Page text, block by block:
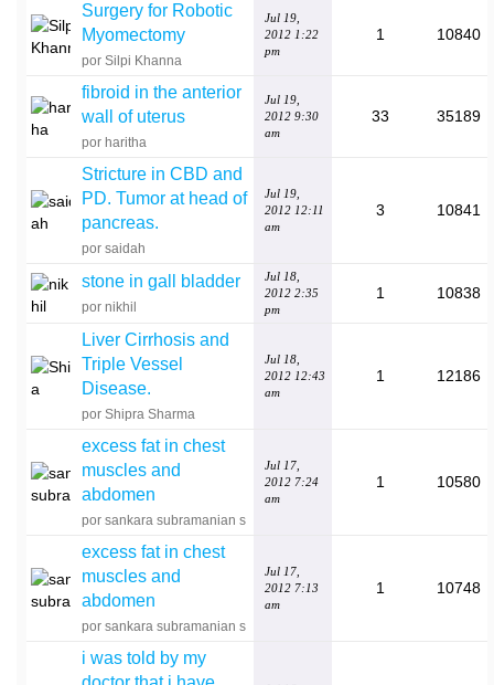
Surgery for Robotic
Myomectomy
por Silpi Khanna
Jul 19,
2012 1:22
pm
1 10840
fibroid in the anterior
wall of uterus
por haritha
Jul 19,
2012 9:30
am
33 35189
Stricture in CBD and
PD. Tumor at head of
pancreas.
por saidah
Jul 19,
2012 12:11
am
3 10841
stone in gall bladder
por nikhil
Jul 18,
2012 2:35
pm
1 10838
Liver Cirrhosis and
Triple Vessel
Disease.
por Shipra Sharma
Jul 18,
2012 12:43
am
1 12186
excess fat in chest
muscles and
abdomen
por sankara subramanian s
Jul 17,
2012 7:24
am
1 10580
excess fat in chest
muscles and
abdomen
por sankara subramanian s
Jul 17,
2012 7:13
am
1 10748
i was told by my